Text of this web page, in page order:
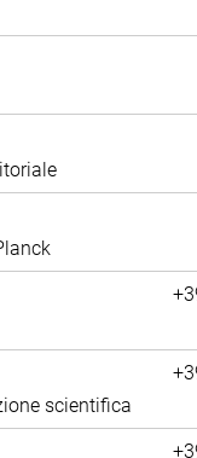
scientifica